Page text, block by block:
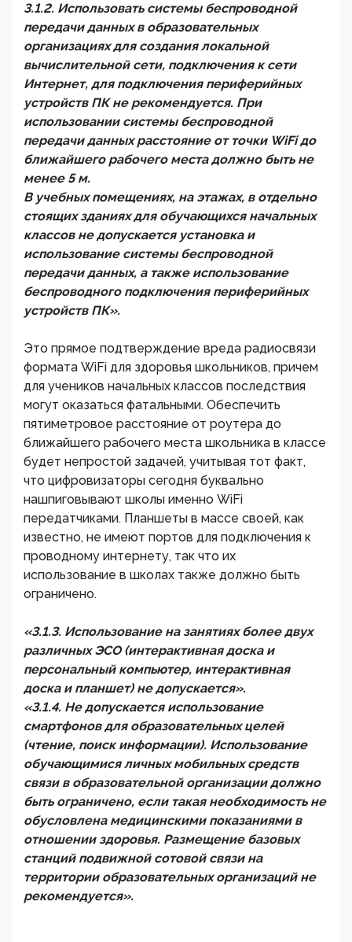
3.1.2. Использовать системы беспроводной
передачи данных в образовательных
организациях для создания локальной
вычислительной сети, подключения к сети
Интернет, для подключения периферийных
устройств ПК не рекомендуется. При
использовании системы беспроводной
передачи данных расстояние от точки WiFi до
ближайшего рабочего места должно быть не
менее 5 м.
В учебных помещениях, на этажах, в отдельно
стоящих зданиях для обучающихся начальных
классов не допускается установка и
использование системы беспроводной
передачи данных, а также использование
беспроводного подключения периферийных
устройств ПК».
Это прямое подтверждение вреда радиосвязи
формата WiFi для здоровья школьников, причем
для учеников начальных классов последствия
могут оказаться фатальными. Обеспечить
пятиметровое расстояние от роутера до
ближайшего рабочего места школьника в классе
будет непростой задачей, учитывая тот факт,
что цифровизаторы сегодня буквально
нашпиговывают школы именно WiFi
передатчиками. Планшеты в массе своей, как
известно, не имеют портов для подключения к
проводному интернету, так что их
использование в школах также должно быть
ограничено.
«3.1.3. Использование на занятиях более двух
различных ЭСО (интерактивная доска и
персональный компьютер, интерактивная
доска и планшет) не допускается».
«3.1.4. Не допускается использование
смартфонов для образовательных целей
(чтение, поиск информации). Использование
обучающимися личных мобильных средств
связи в образовательной организации должно
быть ограничено, если такая необходимость не
обусловлена медицинскими показаниями в
отношении здоровья. Размещение базовых
станций подвижной сотовой связи на
территории образовательных организаций не
рекомендуется».